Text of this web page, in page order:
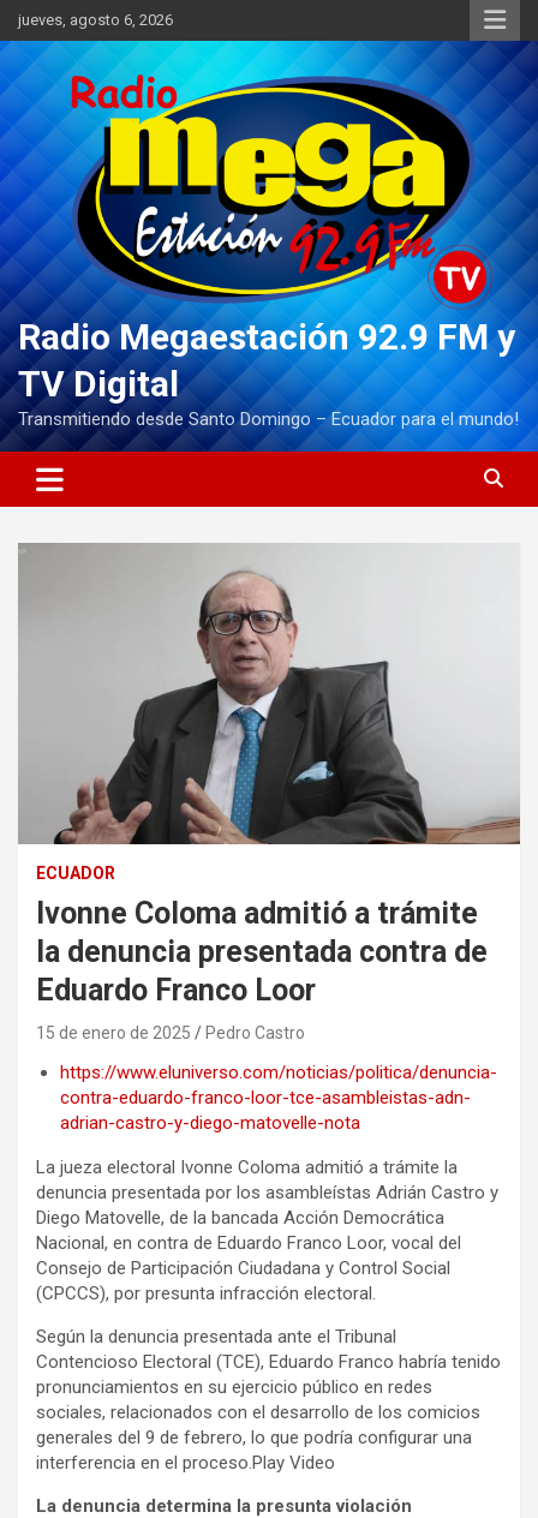
Saltar
al
contenido
jueves, agosto 6, 2026
Radio Megaestación 92.9 FM y
TV Digital
Transmitiendo desde Santo Domingo – Ecuador para el mundo!
ECUADOR
Ivonne Coloma admitió a trámite
la denuncia presentada contra de
Eduardo Franco Loor
15 de enero de 2025 Pedro Castro
https://www.eluniverso.com/noticias/politica/denuncia-
contra-eduardo-franco-loor-tce-asambleistas-adn-
adrian-castro-y-diego-matovelle-nota
La jueza electoral Ivonne Coloma admitió a trámite la
denuncia presentada por los asambleístas Adrián Castro y
Diego Matovelle, de la bancada Acción Democrática
Nacional, en contra de Eduardo Franco Loor, vocal del
Consejo de Participación Ciudadana y Control Social
(CPCCS), por presunta infracción electoral.
Según la denuncia presentada ante el Tribunal
Contencioso Electoral (TCE), Eduardo Franco habría tenido
pronunciamientos en su ejercicio público en redes
sociales, relacionados con el desarrollo de los comicios
generales del 9 de febrero, lo que podría configurar una
interferencia en el proceso.Play Video
La denuncia determina la presunta violación